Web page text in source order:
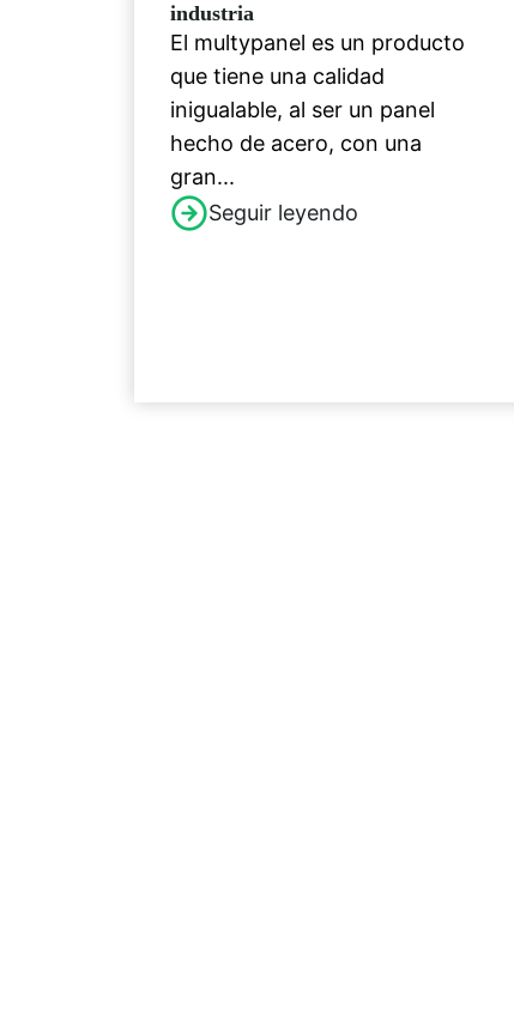
industria
El multypanel es un producto
que tiene una calidad
inigualable, al ser un panel
hecho de acero, con una
gran...
Seguir leyendo